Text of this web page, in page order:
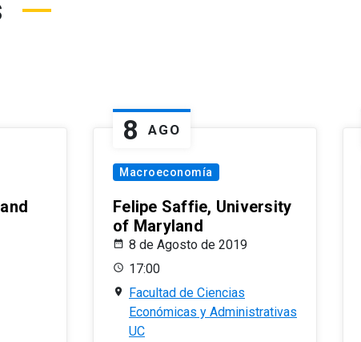
8 AGO
Macroeconomía
Felipe Saffie, University
of Maryland
8 de Agosto de 2019
17:00
Facultad de Ciencias
Económicas y Administrativas
UC